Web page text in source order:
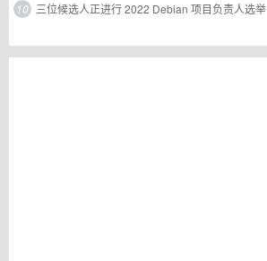
10 三位候选人正进行 2022 Debian 项目负责人选举